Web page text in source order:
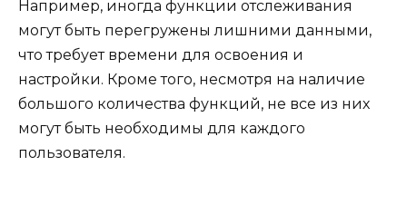
Например, иногда функции отслеживания
могут быть перегружены лишними данными,
что требует времени для освоения и
настройки. Кроме того, несмотря на наличие
большого количества функций, не все из них
могут быть необходимы для каждого
пользователя.